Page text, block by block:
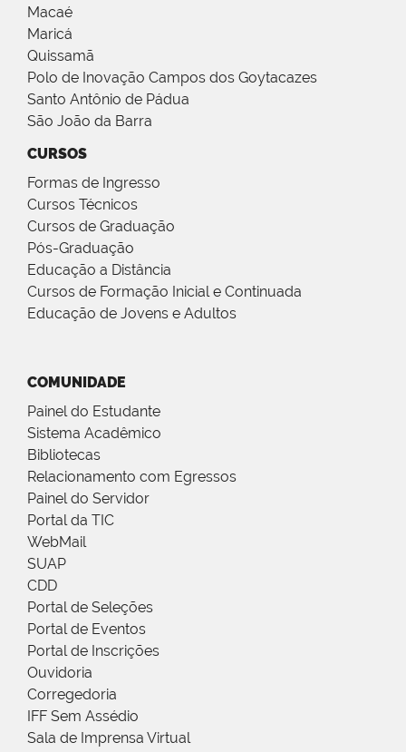
Macaé
Maricá
Quissamã
Polo de Inovação Campos dos Goytacazes
Santo Antônio de Pádua
São João da Barra
CURSOS
Formas de Ingresso
Cursos Técnicos
Cursos de Graduação
Pós-Graduação
Educação a Distância
Cursos de Formação Inicial e Continuada
Educação de Jovens e Adultos
COMUNIDADE
Painel do Estudante
Sistema Acadêmico
Bibliotecas
Relacionamento com Egressos
Painel do Servidor
Portal da TIC
WebMail
SUAP
CDD
Portal de Seleções
Portal de Eventos
Portal de Inscrições
Ouvidoria
Corregedoria
IFF Sem Assédio
Sala de Imprensa Virtual